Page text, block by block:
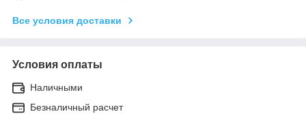
Все условия доставки
Условия оплаты
Наличными
Безналичный расчет